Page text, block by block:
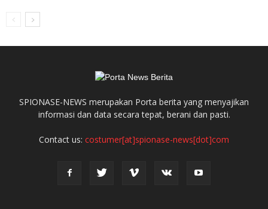
SPIONASE-NEWS merupakan Porta berita yang menyajikan
informasi dan data secara tepat, berani dan pasti.
Contact us: costumer[at]spionase-news[dot]com